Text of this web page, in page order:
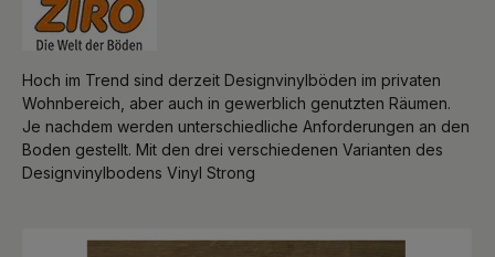
Hoch im Trend sind derzeit Designvinylböden im privaten
Wohnbereich, aber auch in gewerblich genutzten Räumen.
Je nachdem werden unterschiedliche Anforderungen an den
Boden gestellt. Mit den drei verschiedenen Varianten des
Designvinylbodens Vinyl Strong
Bildergalerie überspringen